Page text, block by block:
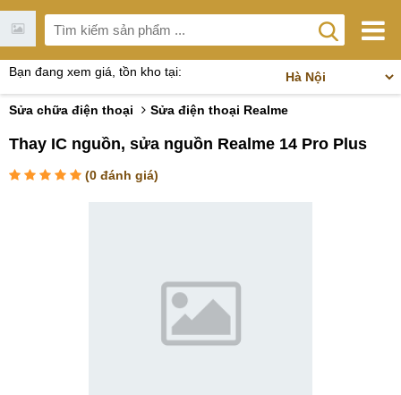
Bạn đang xem giá, tồn kho tại:
Sửa chữa điện thoại Sửa điện thoại Realme
Thay IC nguồn, sửa nguồn Realme 14 Pro Plus
(0 đánh giá)